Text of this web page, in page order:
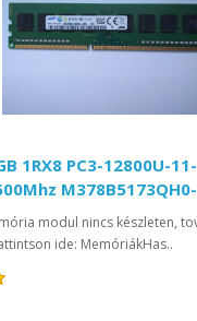
1RX8 PC3-12800U-
modul nincs készleten,
ide: MemóriákHas..